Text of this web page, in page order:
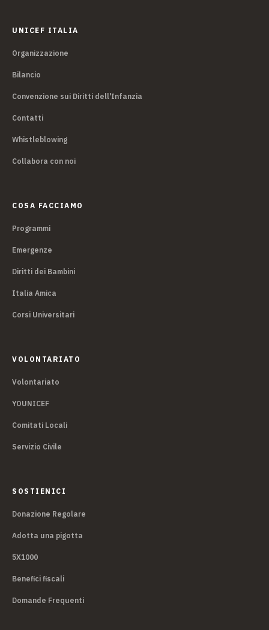
UNICEF ITALIA
Organizzazione
Bilancio
Convenzione sui Diritti dell'Infanzia
Contatti
Whistleblowing
Collabora con noi
COSA FACCIAMO
Programmi
Emergenze
Diritti dei Bambini
Italia Amica
Corsi Universitari
VOLONTARIATO
Volontariato
YOUNICEF
Comitati Locali
Servizio Civile
SOSTIENICI
Donazione Regolare
Adotta una pigotta
5X1000
Benefici fiscali
Domande Frequenti